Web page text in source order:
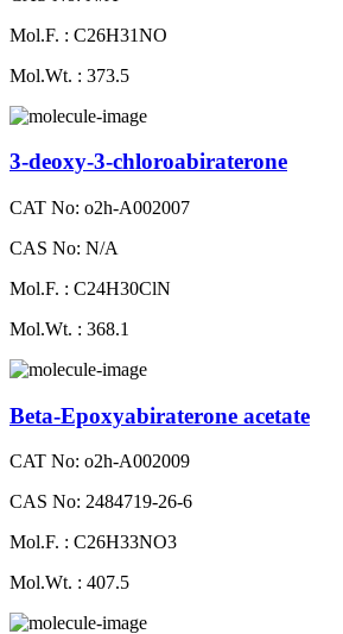
Mol.F. : C26H31NO
Mol.Wt. : 373.5
3-deoxy-3-chloroabiraterone
CAT No: o2h-A002007
CAS No: N/A
Mol.F. : C24H30ClN
Mol.Wt. : 368.1
Beta-Epoxyabiraterone acetate
CAT No: o2h-A002009
CAS No: 2484719-26-6
Mol.F. : C26H33NO3
Mol.Wt. : 407.5